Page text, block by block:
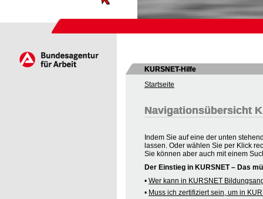
KURSNET-Hilfe
Startseite
Navigationsübersicht
Indem Sie auf eine der unten
lassen. Oder wählen Sie per Klick
Sie können aber auch mit einem
Der Einstieg in KURSNET – Das
• Wer kann in KURSNET
• Muss ich zertifiziert sein, um in